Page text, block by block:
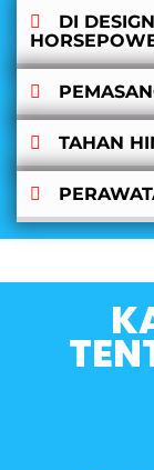
DI
TAHAN